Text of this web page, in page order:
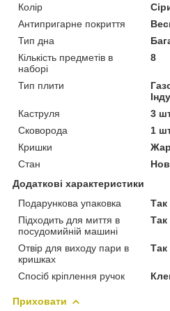
Колір
Антипригарне покриття
Тип дна
Кількість предметів в
наборі
8
Тип плити
Каструля
3
Сковорода
1
Кришки
Стан
Додаткові характеристики
Подарункова упаковка
Так
Підходить для миття в
посудомийній машині
Так
Отвір для виходу пари в
кришках
Так
Спосіб кріплення ручок
Приховати